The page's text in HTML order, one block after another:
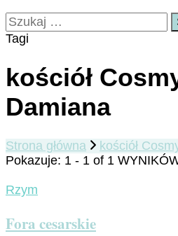
Szukaj:
Tagi
kościół
Damiana
Strona główna
kościół
Pokazuje: 1 - 1 of 1
Rzym
Fora cesarskie